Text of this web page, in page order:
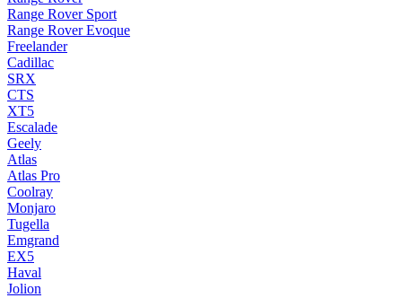
Range Rover Sport
Range Rover Evoque
Freelander
Cadillac
SRX
CTS
XT5
Escalade
Geely
Atlas
Atlas Pro
Coolray
Monjaro
Tugella
Emgrand
EX5
Haval
Jolion